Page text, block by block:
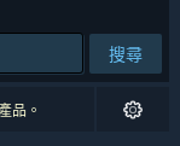
搜尋
品。